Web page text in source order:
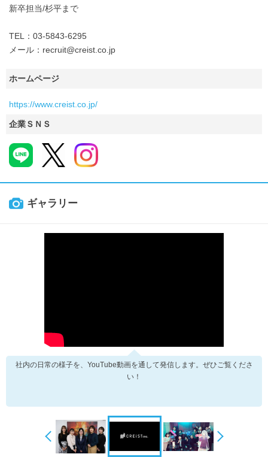
新卒担当/杉平まで
TEL：03-5843-6295
メール：recruit@creist.co.jp
ホームページ
https://www.creist.co.jp/
企業ＳＮＳ
ギャラリー
社内の日常の様子を、YouTube動画を通して発信します。ぜひご覧くださ
い！